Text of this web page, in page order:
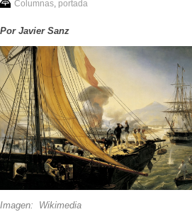
Columnas portada
Por Javier Sanz
Imagen: Wikimedia